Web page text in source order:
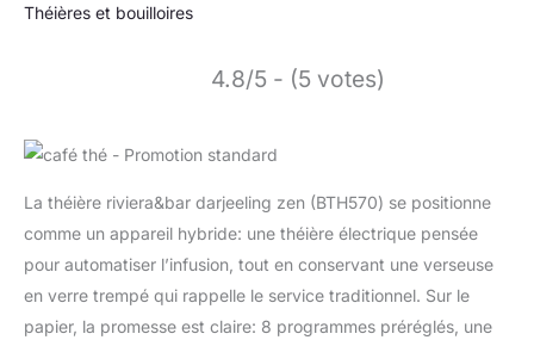
Théières et bouilloires
4.8/5 - (5 votes)
La théière riviera&bar darjeeling zen (BTH570) se positionne
comme un appareil hybride: une théière électrique pensée
pour automatiser l’infusion, tout en conservant une verseuse
en verre trempé qui rappelle le service traditionnel. Sur le
papier, la promesse est claire: 8 programmes préréglés, une